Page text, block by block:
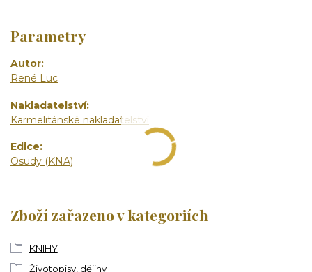
Parametry
Autor
René Luc
Nakladatelství
Karmelitánské nakladatelství
Edice
Osudy (KNA)
Zboží zařazeno v kategoriích
KNIHY
Životopisy, dějiny